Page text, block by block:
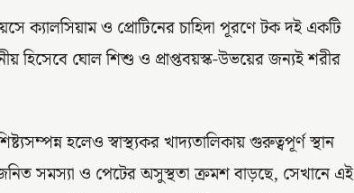
ক্যালসিয়াম ও প্রোটিনের চাহিদা পূরণে টক দই একটি
হিসেবে ঘোল শিশু ও প্রাপ্তবয়স্ক-উভয়ের জন্যই শরীর
হলেও স্বাস্থ্যকর খাদ্যতালিকায় গুরুত্বপূর্ণ স্থান
সমস্যা ও পেটের অসুস্থতা ক্রমশ বাড়ছে, সেখানে এই